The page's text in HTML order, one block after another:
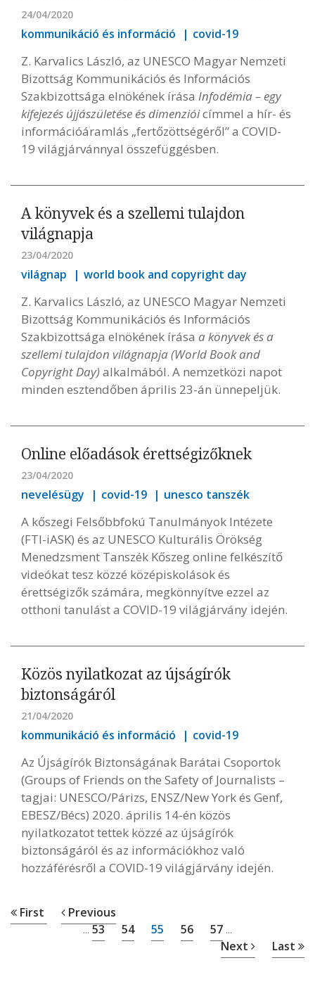
24/04/2020
kommunikáció és információ covid-19
Z. Karvalics László, az UNESCO Magyar Nemzeti
Bizottság Kommunikációs és Információs
Szakbizottsága elnökének írása Infodémia – egy
kifejezés újjászületése és dimenzióicímmel a hír- és
információáramlás „fertőzöttségéről” a COVID-
19 világjárvánnyal összefüggésben.
A könyvek és a szellemi tulajdon
világnapja
23/04/2020
világnap world book and copyright day
Z. Karvalics László, az UNESCO Magyar Nemzeti
Bizottság Kommunikációs és Információs
Szakbizottsága elnökének írása a könyvek és a
szellemi tulajdon világnapja (World Book and
Copyright Day) alkalmából. A nemzetközi napot
minden esztendőben április 23-án ünnepeljük.
Online előadások érettségizőknek
23/04/2020
nevelésügy covid-19 unesco tanszék
A kőszegi Felsőbbfokú Tanulmányok Intézete
(FTI-iASK) és az UNESCO Kulturális Örökség
Menedzsment Tanszék Kőszeg online felkészítő
videókat tesz közzé középiskolások és
érettségizők számára, megkönnyítve ezzel az
otthoni tanulást a COVID-19 világjárvány idején.
Közös nyilatkozat az újságírók
biztonságáról
21/04/2020
kommunikáció és információ covid-19
Az Újságírók Biztonságának Barátai Csoportok
(Groups of Friends on the Safety of Journalists –
tagjai: UNESCO/Párizs, ENSZ/New York és Genf,
EBESZ/Bécs) 2020. április 14-én közös
nyilatkozatot tettek közzé az újságírók
biztonságáról és az információkhoz való
hozzáférésről a COVID-19 világjárvány idején.
First Previous
... 53 54 55 56 57 ...
Next Last